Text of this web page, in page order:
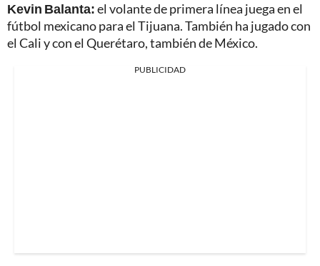
Kevin Balanta:el volante de primera línea juega en el
fútbol mexicano para el Tijuana. También ha jugado con
el Cali y con el Querétaro, también de México.
PUBLICIDAD